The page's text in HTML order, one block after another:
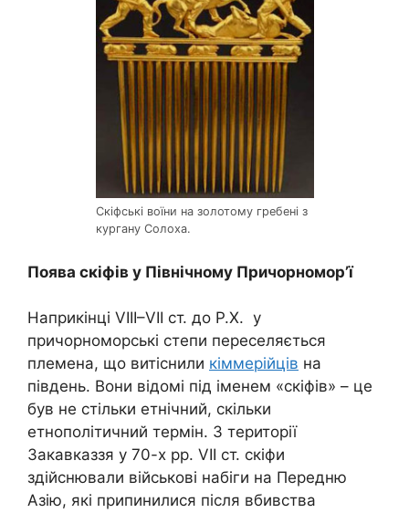
Скіфські воїни на золотому гребені з
кургану Солоха.
Поява скіфів у Північному Причорномор’ї
Наприкінці VIII–VII ст. до Р.Х. у
причорноморські степи переселяється
племена, що витіснили кіммерійців на
південь. Вони відомі під іменем «скіфів» – це
був не стільки етнічний, скільки
етнополітичний термін. З території
Закавказзя у 70-х рр. VII ст. скіфи
здійснювали військові набіги на Передню
Азію, які припинилися після вбивства